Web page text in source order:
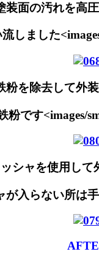
装面の汚れを高
しました
粉を除去して外
です<images/
シャを使用し
が入らない所は